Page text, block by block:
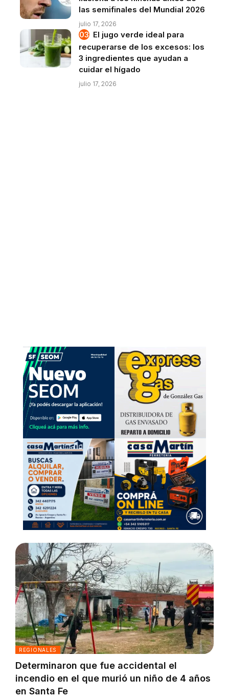
las semifinales del Mundial 2026
julio 17, 2026
El jugo verde ideal para
recuperarse de los excesos: los
3 ingredientes que ayudan a
cuidar el hígado
julio 17, 2026
REGIONALES
Determinaron que fue accidental el
incendio en el que murió un niño de 4 años
en Santa Fe